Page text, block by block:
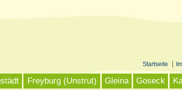
Startseite
Freyburg (Unstrut) Gleina Goseck